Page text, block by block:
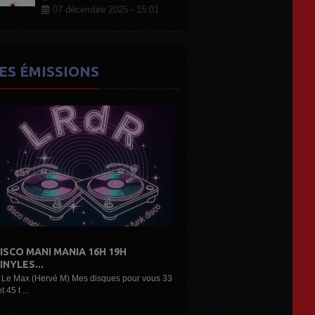
07 décembre 2025 - 15:01
ÉMISSIONS
DE L'AIR...LES DÉCOUVERTES
ARTISTES...
Une belle émission musicale des découvertes,
nouveaux...